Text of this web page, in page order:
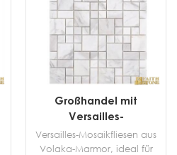
Großhandel mit
Versailles-
Mosaikfliesen aus
Volaka-Marmor
Versailles-Mosaikfliesen aus
Volaka-Marmor, ideal für